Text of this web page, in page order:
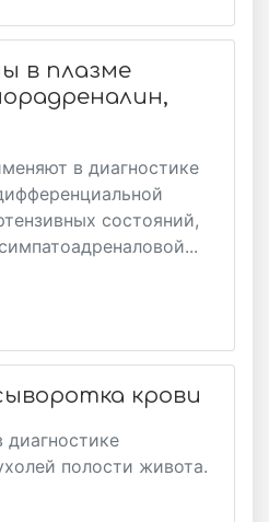
в плазме
в диагностике
состояний,
крови
диагностике
полости живота.